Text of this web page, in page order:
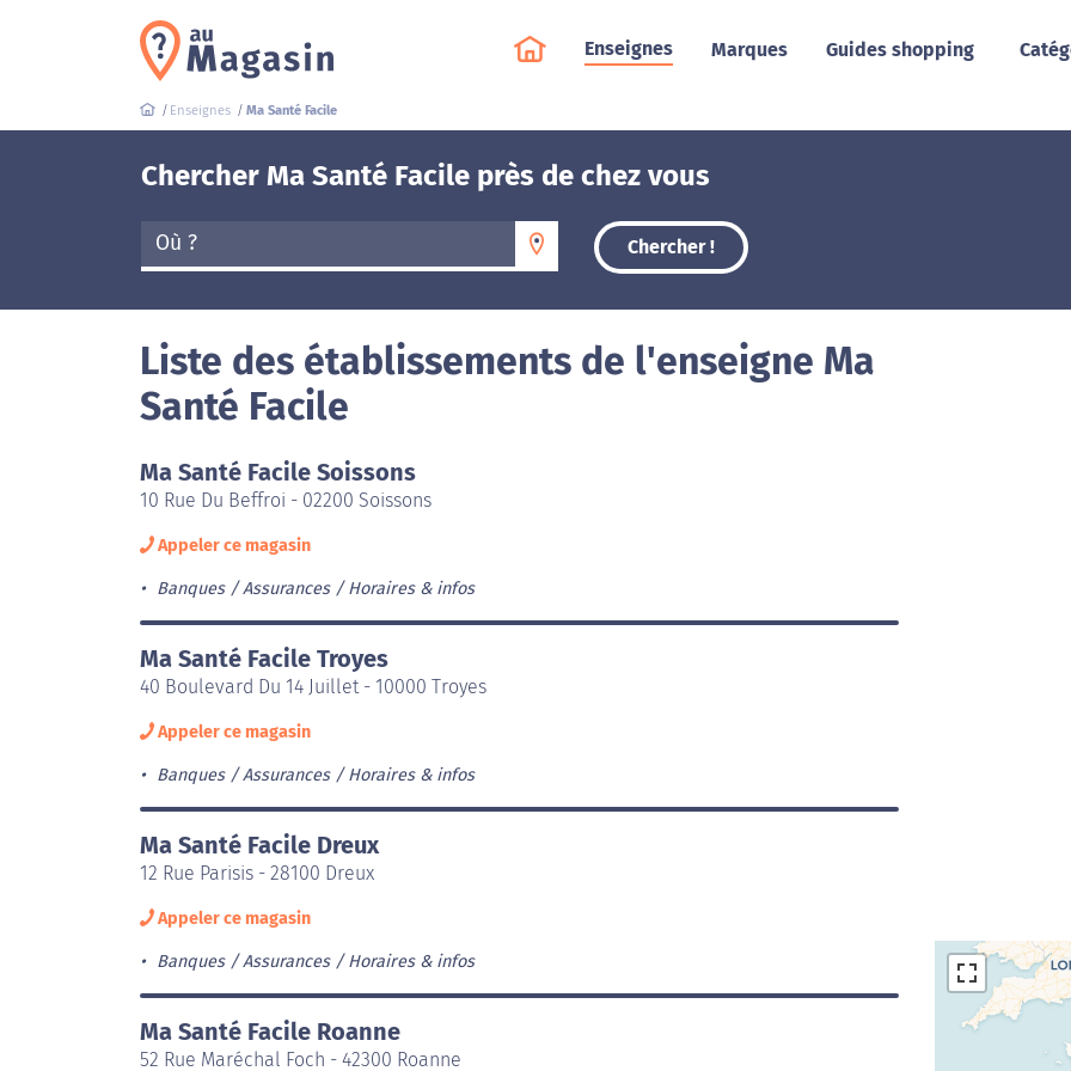
Enseignes Marques Guides shopping
Enseignes Ma Santé Facile
Chercher Ma Santé Facile près de chez vous
Où ? Chercher !
Liste des établissements de l'enseigne Ma
Santé Facile
Ma Santé Facile Soissons
10 Rue Du Beffroi - 02200 Soissons
Appeler ce magasin
Banques / Assurances Horaires & infos
Ma Santé Facile Troyes
40 Boulevard Du 14 Juillet - 10000 Troyes
Appeler ce magasin
Banques / Assurances Horaires & infos
Ma Santé Facile Dreux
12 Rue Parisis - 28100 Dreux
Appeler ce magasin
Banques / Assurances Horaires & infos
Ma Santé Facile Roanne
52 Rue Maréchal Foch - 42300 Roanne